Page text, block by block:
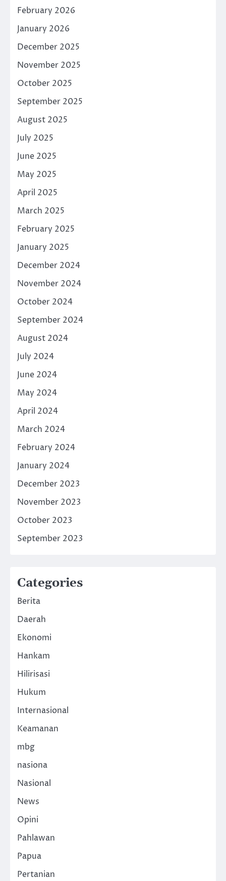
February 2026
January 2026
December 2025
November 2025
October 2025
September 2025
August 2025
July 2025
June 2025
May 2025
April 2025
March 2025
February 2025
January 2025
December 2024
November 2024
October 2024
September 2024
August 2024
July 2024
June 2024
May 2024
April 2024
March 2024
February 2024
January 2024
December 2023
November 2023
October 2023
September 2023
Categories
Berita
Daerah
Ekonomi
Hankam
Hilirisasi
Hukum
Internasional
Keamanan
mbg
nasiona
Nasional
News
Opini
Pahlawan
Papua
Pertanian